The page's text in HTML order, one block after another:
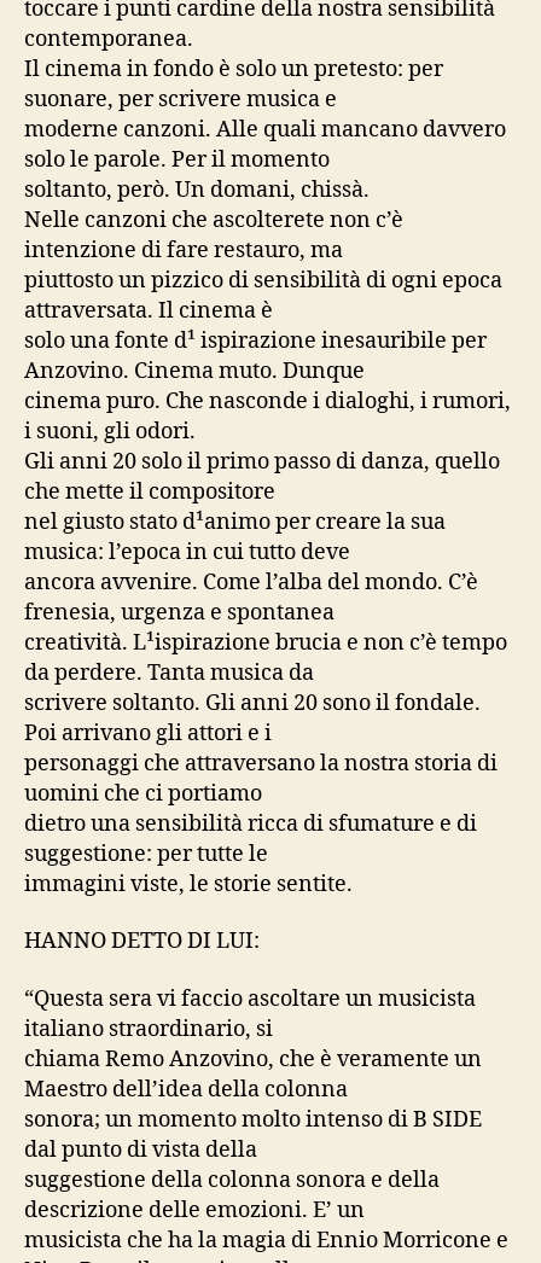
toccare i punti cardine della nostra sensibilità
contemporanea.
Il cinema in fondo è solo un pretesto: per
suonare, per scrivere musica e
moderne canzoni. Alle quali mancano davvero
solo le parole. Per il momento
soltanto, però. Un domani, chissà.
Nelle canzoni che ascolterete non c’è
intenzione di fare restauro, ma
piuttosto un pizzico di sensibilità di ogni epoca
attraversata. Il cinema è
solo una fonte d¹ ispirazione inesauribile per
Anzovino. Cinema muto. Dunque
cinema puro. Che nasconde i dialoghi, i rumori,
i suoni, gli odori.
Gli anni 20 solo il primo passo di danza, quello
che mette il compositore
nel giusto stato d¹animo per creare la sua
musica: l’epoca in cui tutto deve
ancora avvenire. Come l’alba del mondo. C’è
frenesia, urgenza e spontanea
creatività. L¹ispirazione brucia e non c’è tempo
da perdere. Tanta musica da
scrivere soltanto. Gli anni 20 sono il fondale.
Poi arrivano gli attori e i
personaggi che attraversano la nostra storia di
uomini che ci portiamo
dietro una sensibilità ricca di sfumature e di
suggestione: per tutte le
immagini viste, le storie sentite.
HANNO DETTO DI LUI:
“Questa sera vi faccio ascoltare un musicista
italiano straordinario, si
chiama Remo Anzovino, che è veramente un
Maestro dell’idea della colonna
sonora; un momento molto intenso di B SIDE
dal punto di vista della
suggestione della colonna sonora e della
descrizione delle emozioni. E’ un
musicista che ha la magia di Ennio Morricone e